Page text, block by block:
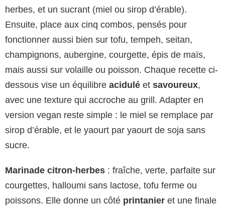
herbes, et un sucrant (miel ou sirop d’érable).
Ensuite, place aux cinq combos, pensés pour
fonctionner aussi bien sur tofu, tempeh, seitan,
champignons, aubergine, courgette, épis de maïs,
mais aussi sur volaille ou poisson. Chaque recette ci-
dessous vise un équilibre acidulé et savoureux,
avec une texture qui accroche au grill. Adapter en
version vegan reste simple : le miel se remplace par
sirop d’érable, et le yaourt par yaourt de soja sans
sucre.
Marinade citron-herbes : fraîche, verte, parfaite sur
courgettes, halloumi sans lactose, tofu ferme ou
poissons. Elle donne un côté printanier et une finale